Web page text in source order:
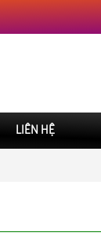
LIÊN HỆ